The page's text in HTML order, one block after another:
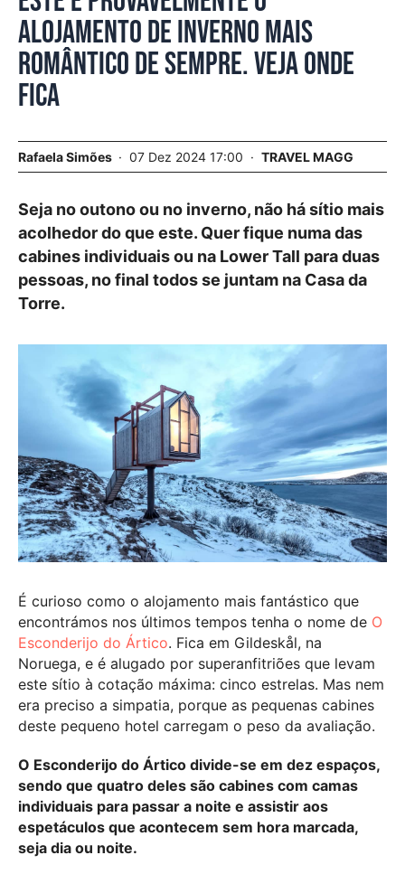
alojamento de inverno mais
romântico de sempre. Veja onde
fica
Rafaela Simões 07 Dez 2024 17:00 TRAVEL MAGG
Seja no outono ou no inverno, não há sítio mais
acolhedor do que este. Quer fique numa das
cabines individuais ou na Lower Tall para duas
pessoas, no final todos se juntam na Casa da
Torre.
É curioso como o alojamento mais fantástico que
encontrámos nos últimos tempos tenha o nome de O
Esconderijo do Ártico. Fica em Gildeskål, na
Noruega, e é alugado por superanfitriões que levam
este sítio à cotação máxima: cinco estrelas. Mas nem
era preciso a simpatia, porque as pequenas cabines
deste pequeno hotel carregam o peso da avaliação.
O Esconderijo do Ártico divide-se em dez espaços,
sendo que quatro deles são cabines com camas
individuais para passar a noite e assistir aos
espetáculos que acontecem sem hora marcada,
seja dia ou noite.